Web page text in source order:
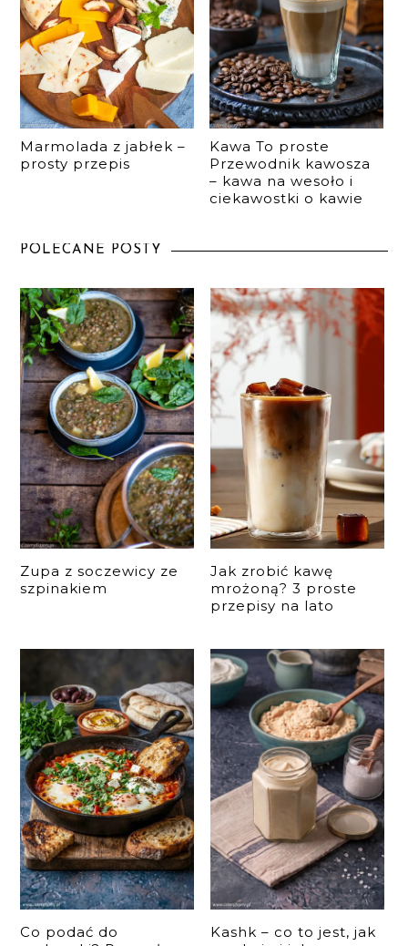
Marmolada z jabłek –
prosty przepis
Kawa To proste
Przewodnik kawosza
– kawa na wesoło i
ciekawostki o kawie
POLECANE POSTY
Zupa z soczewicy ze
szpinakiem
Jak zrobić kawę
mrożoną? 3 proste
przepisy na lato
Co podać do
Kashk – co to jest, jak